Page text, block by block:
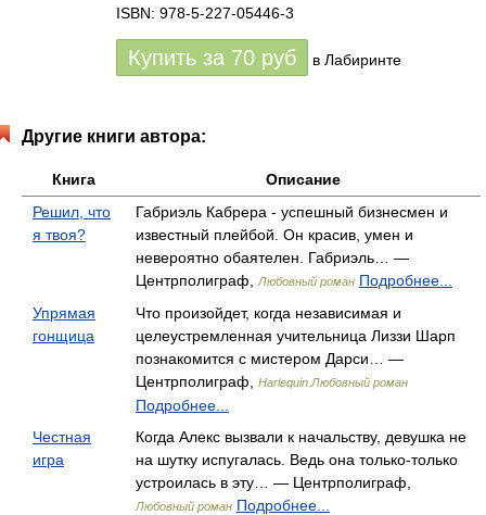
ISBN: 978-5-227-05446-3
Купить за 70 руб в Лабиринте
Другие книги автора:
Книга
Описание
Решил, что
я твоя?
Габриэль Кабрера - успешный бизнесмен и
известный плейбой. Он красив, умен и
невероятно обаятелен. Габриэль… —
Центрполиграф,
Любовный роман Подробнее...
Упрямая
гонщица
Что произойдет, когда независимая и
целеустремленная учительница Лиззи Шарп
познакомится с мистером Дарси… —
Центрполиграф,
Harlequin.Любовный роман
Подробнее...
Честная
игра
Когда Алекс вызвали к начальству, девушка не
на шутку испугалась. Ведь она только-только
устроилась в эту… — Центрполиграф,
Любовный роман Подробнее...